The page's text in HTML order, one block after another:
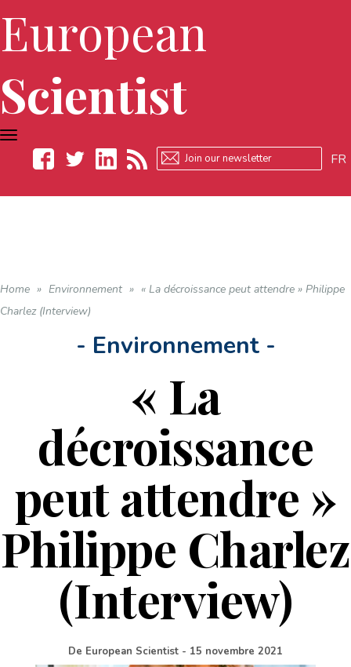
European
Scientist
FR
TOGGLE
NAVIGATION
Home » Environnement » « La décroissance peut attendre » Philippe
Charlez (Interview)
- Environnement -
« La
décroissance
peut attendre »
Philippe Charlez
(Interview)
De European Scientist - 15 novembre 2021